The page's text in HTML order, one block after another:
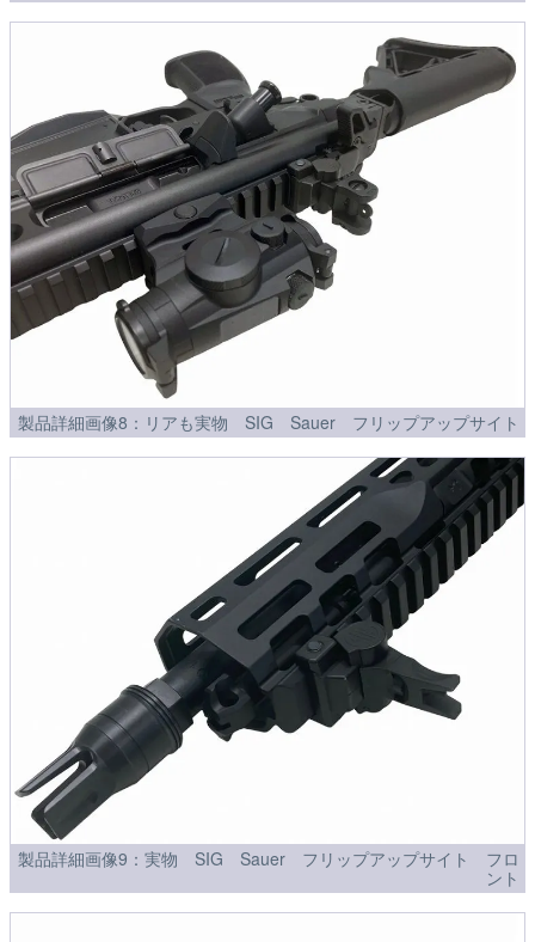
製品詳細画像8：リアも実物 SIG Sauer フリップアップサイト
製品詳細画像9：実物 SIG Sauer フリップアップサイト フロ
ント